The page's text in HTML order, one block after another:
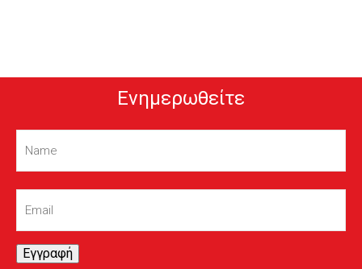
Ενημερωθείτε
Name(Required)
Email(Required)
Εγγραφή